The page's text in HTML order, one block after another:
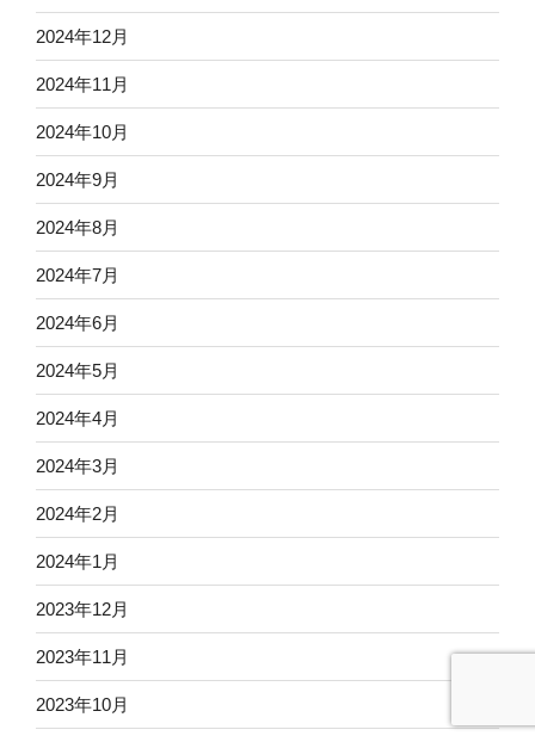
2024年12月
2024年11月
2024年10月
2024年9月
2024年8月
2024年7月
2024年6月
2024年5月
2024年4月
2024年3月
2024年2月
2024年1月
2023年12月
2023年11月
2023年10月